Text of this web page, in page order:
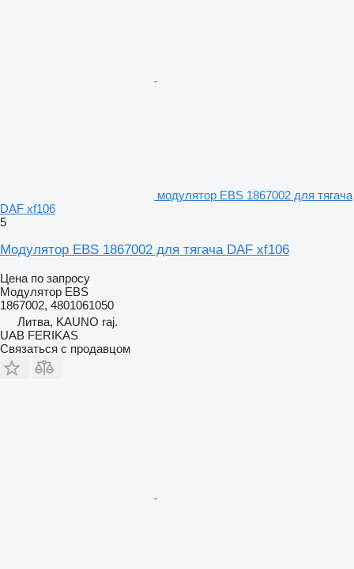
модулятор EBS 1867002 для тягача
DAF xf106
5
Модулятор EBS 1867002 для тягача DAF xf106
Цена по запросу
Модулятор EBS
1867002, 4801061050
Литва, KAUNO raj.
UAB FERIKAS
Связаться с продавцом